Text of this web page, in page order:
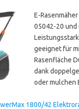
E-
05042-20 und
geeignet für
Rasenfläche
dank
oder mulchen
1800/42